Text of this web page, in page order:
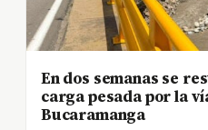
En dos semanas se
carga pesada por la
Bucaramanga